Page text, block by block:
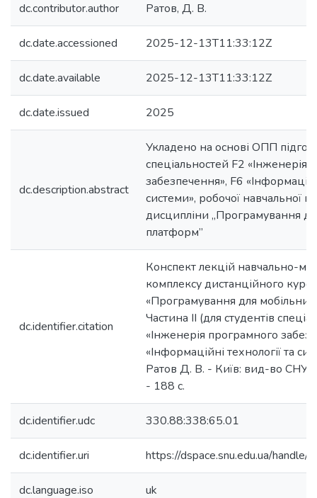
dc.contributor.author Ратов, Д. В.
dc.date.accessioned 2025-12-13T11:33:12Z
dc.date.available 2025-12-13T11:33:12Z
dc.date.issued 2025
dc.description.abstract
Укладено на основі ОПП
спеціальностей F2 «Інженерія
забезпечення», F6
системи», робочої навчальної
дисципліни „Програмування
платформ”
dc.identifier.citation
Конспект лекцій навчально-
комплексу дистанційного
«Програмування для
Частина ІІ (для студентів
«Інженерія програмного
«Інформаційні технології та
Ратов Д. В. - Київ: вид-во СНУ
- 188 с.
dc.identifier.udc 330.88:338:65.01
dc.identifier.uri https://dspace.snu.edu.ua/
dc.language.iso uk